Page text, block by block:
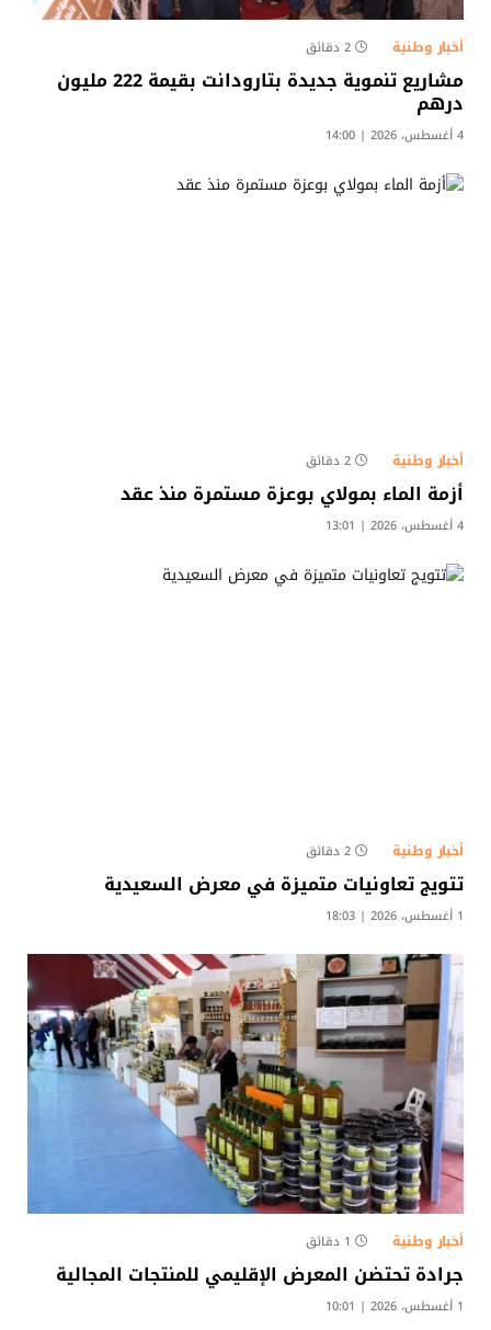
أخبار وطنية 2 دقائق
مشاريع تنموية جديدة بتارودانت بقيمة 222 مليون
درهم
4 أغسطس، 2026 | 14:00
أخبار وطنية 2 دقائق
أزمة الماء بمولاي بوعزة مستمرة منذ عقد
4 أغسطس، 2026 | 13:01
أخبار وطنية 2 دقائق
تتويج تعاونيات متميزة في معرض السعيدية
1 أغسطس، 2026 | 18:03
أخبار وطنية 1 دقائق
جرادة تحتضن المعرض الإقليمي للمنتجات المجالية
1 أغسطس، 2026 | 10:01